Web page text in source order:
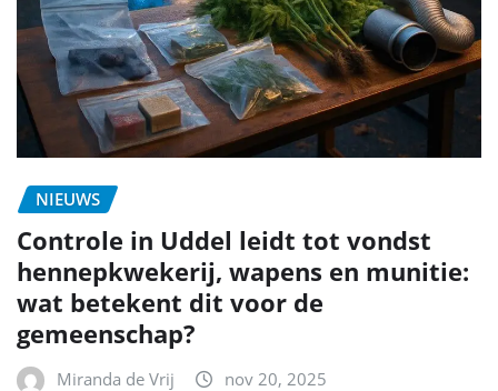
NIEUWS
Controle in Uddel leidt tot vondst
hennepkwekerij, wapens en munitie:
wat betekent dit voor de
gemeenschap?
Miranda de Vrij nov 20, 2025